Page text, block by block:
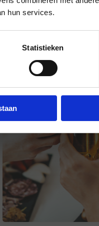
hun services.
Statistieken